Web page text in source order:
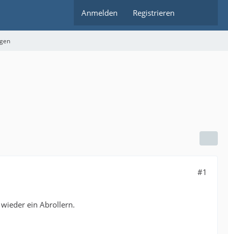
Anmelden Registrieren
#1
ein Abrollern.